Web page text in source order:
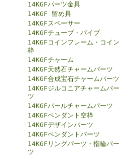
14KGFパーツ金具
14KGF 留め具
14KGFスペーサー
14KGFチューブ・パイプ
14KGFコインフレーム・コイン
枠
14KGFチャーム
14KGF天然石チャームパーツ
14KGF合成宝石チャームパーツ
14KGFジルコニアチャームパー
ツ
14KGFパールチャームパーツ
14KGFペンダント空枠
14KGFデザインパーツ
14KGFペンダントパーツ
14KGFリングパーツ・指輪パー
ツ